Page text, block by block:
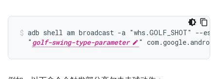
adb shell am broadcast -a "whs.GOLF_SHOT" --es
  "
golf-swing-type-parameter